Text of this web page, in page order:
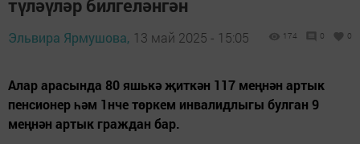
түләүләр билгеләнгән
Эльвира Ярмушова, 13 май 2025 - 15:05 174 0 0
Алар арасында 80 яшькә җиткән 117 меңнән артык
пенсионер һәм 1нче төркем инвалидлыгы булган 9
меңнән артык граждан бар.